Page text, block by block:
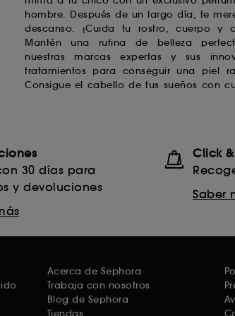
hombre. Después de un largo día, te
descanso. ¡Cuida tu rostro, cuerpo y
Mantén una rutina de belleza
nuestras marcas expertas y sus
tratamientos para conseguir una piel
Consigue el cabello de tus sueños con
30 días para
y devoluciones
Click
Saber
Acerca de Sephora
Trabaja con nosotros
Blog de Sephora
Tiendas